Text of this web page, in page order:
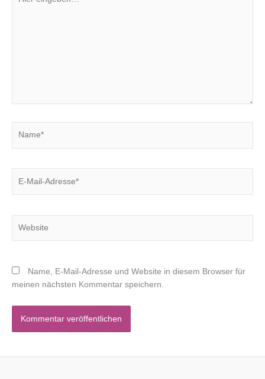
eingeben…
Mail-
Name, E-Mail-Adresse und Website in diesem Browser für
meinen nächsten Kommentar speichern.